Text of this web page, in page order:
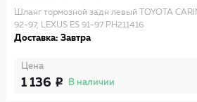
Шланг тормозной задн левый TOYOTA
92-97, LEXUS ES 91-97 PH211416
Доставка: Завтра
Цена
1 136 В наличии